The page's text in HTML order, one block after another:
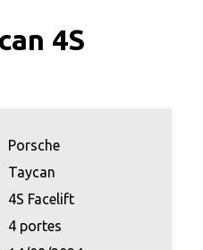
4S
Porsche
Taycan
4S Facelift
4 portes